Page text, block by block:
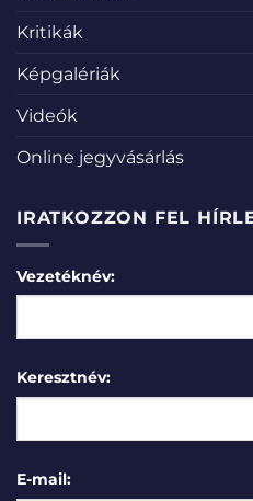
Kritikák
Képgalériák
Videók
Online jegyvásárlás
IRATKOZZON FEL
Vezetéknév:
Keresztnév:
E-mail: